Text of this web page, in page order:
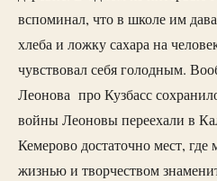
вспоминал, что в школе им
хлеба и ложку сахара на
чувствовал себя голодным.
Леонова про Кузбасс
войны Леоновы переехали в
Кемерово достаточно мест,
жизнью и творчеством